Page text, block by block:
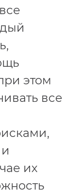
этом
все
их